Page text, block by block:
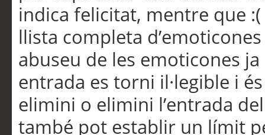
indica felicitat, mentre que
llista completa
abuseu de les emoticones
entrada es torni il·legible i
elimini o elimini l’entrada
també pot establir un límit